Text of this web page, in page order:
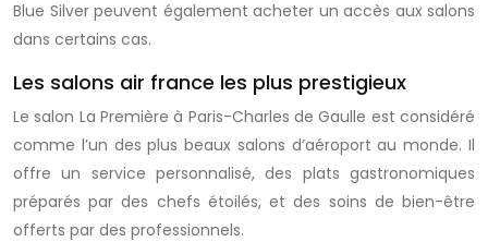
Blue Silver peuvent également acheter un accès aux salons
dans certains cas.
Les salons air france les plus prestigieux
Le salon La Première à Paris-Charles de Gaulle est considéré
comme l’un des plus beaux salons d’aéroport au monde. Il
offre un service personnalisé, des plats gastronomiques
préparés par des chefs étoilés, et des soins de bien-être
offerts par des professionnels.